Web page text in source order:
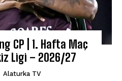
CP | 1. Hafta Maç
Ligi – 2026/27
Alaturka TV